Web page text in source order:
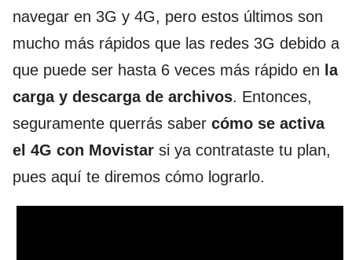
navegar en 3G y 4G, pero estos últimos son
mucho más rápidos que las redes 3G debido a
que puede ser hasta 6 veces más rápido en la
carga y descarga de archivos. Entonces,
seguramente querrás saber cómo se activa
el 4G con Movistar si ya contrataste tu plan,
pues aquí te diremos cómo lograrlo.